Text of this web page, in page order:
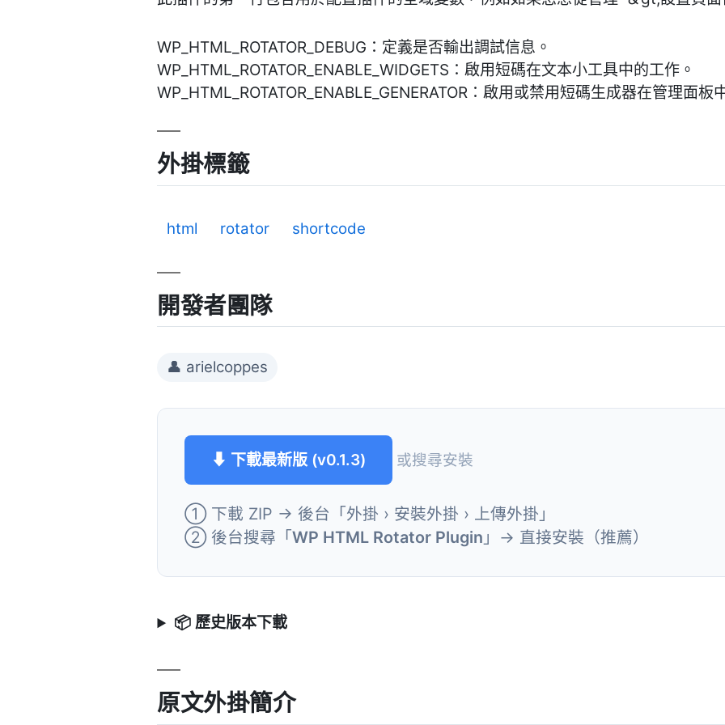
WP_HTML_ROTATOR_DEBUG：定義是否輸出調試信息。
WP_HTML_ROTATOR_ENABLE_WIDGETS：啟用短碼在文本小工具中的工作。
WP_HTML_ROTATOR_ENABLE_GENERATOR：啟用或禁用短碼生成器在管理面板
外掛標籤
html rotator shortcode
開發者團隊
👤 arielcoppes
⬇ 下載最新版 (v0.1.3) 或搜尋安裝
① 下載 ZIP → 後台「外掛 › 安裝外掛 › 上傳外掛」
② 後台搜尋「WP HTML Rotator Plugin 」→ 直接安裝（推薦）
📦 歷史版本下載
原文外掛簡介